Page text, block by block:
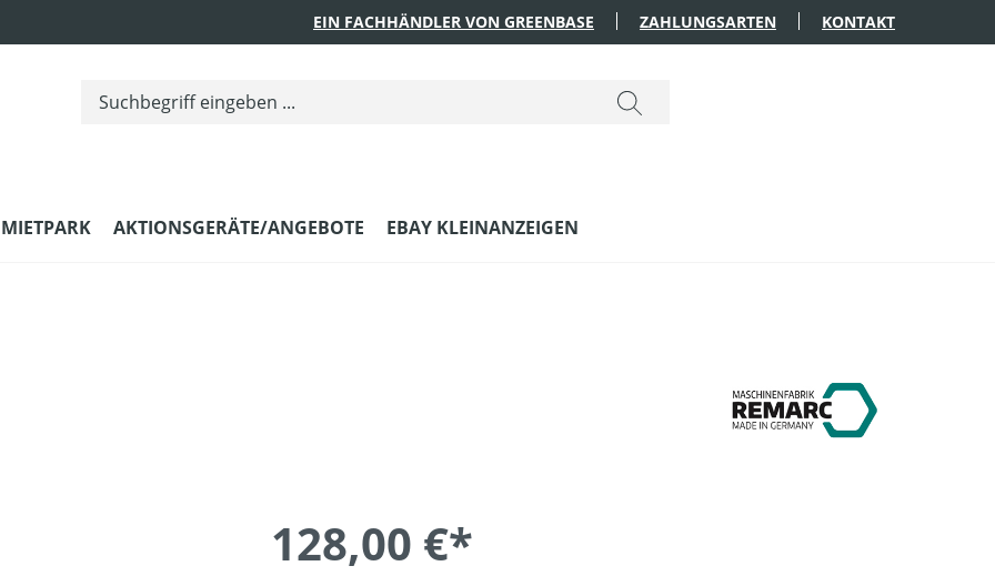
EIN FACHHÄNDLER VON GREENBASE ZAHLUNGSARTEN KONTAKT
MIETPARK AKTIONSGERÄTE/ANGEBOTE EBAY KLEINANZEIGEN
128,00 €*